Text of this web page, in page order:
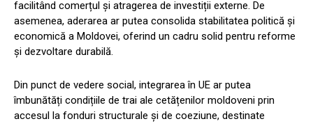
facilitând comerțul și atragerea de investiții externe. De
asemenea, aderarea ar putea consolida stabilitatea politică și
economică a Moldovei, oferind un cadru solid pentru reforme
și dezvoltare durabilă.
Din punct de vedere social, integrarea în UE ar putea
îmbunătăți condițiile de trai ale cetățenilor moldoveni prin
accesul la fonduri structurale și de coeziune, destinate